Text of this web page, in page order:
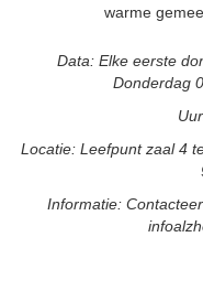
warme
Data: Elke eerste
Donderdag
Locatie: Leefpunt zaal 4
Informatie: